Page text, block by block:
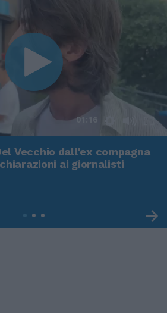
01:16
Vecchio dall'ex compagna
ai giornalisti